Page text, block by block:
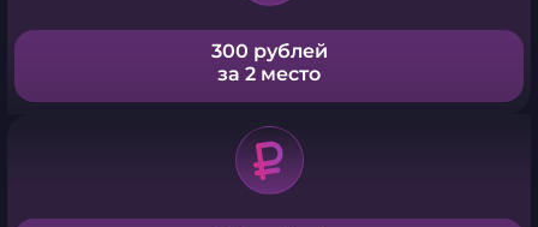
300 рублей
за 2 место